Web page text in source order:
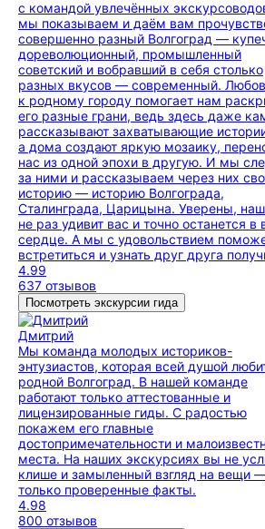
с командой увлечённых
мы показываем и даём вам
совершенно разный Волгоград —
дореволюционный, промышленный
советский и вобравший в себя столько
разных вкусов — современный.
к родному городу помогает нам
его разные грани, ведь здесь даже
рассказывают захватывающие
а дома создают яркую мозаику,
нас из одной эпохи в другую. И мы
за ними и рассказываем через них
историю — историю Волгограда,
Сталинграда, Царицына. Уверены,
не раз удивит вас и точно останется в
сердце. А мы с удовольствием
встретиться и узнать друг друга
4.99
637 отзывов
Посмотреть экскурсии гида
Дмитрий
Мы команда молодых историков-
энтузиастов, которая всей душой
родной Волгоград. В нашей команде
работают только аттестованные и
лицензированные гиды. С радостью
покажем его главные
достопримечательности и
места. На наших экскурсиях вы не
клише и замыленный взгляд на вещи
только проверенные факты.
4.98
800 отзывов